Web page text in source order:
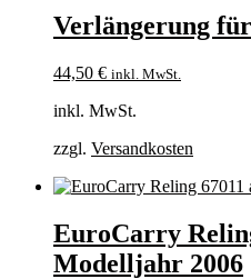
Verlängerung
44,50 € inkl. MwSt.
inkl. MwSt.
zzgl. Versandkosten
EuroCarry
Modelljahr 2006